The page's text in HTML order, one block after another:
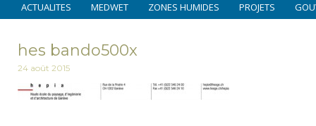
ACTUALITES MEDWET ZONES HUMIDES PROJETS
hes bando500x
24 août 2015